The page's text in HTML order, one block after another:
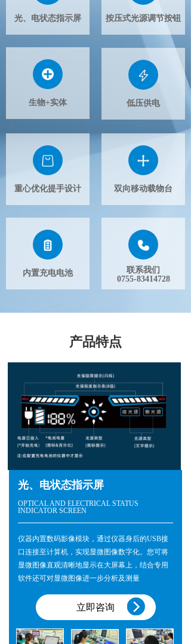
光、电状态指示屏 按压式光源调节按钮
生物+实体 低压供电
重心优化提手设计 双向移动载物台
内置充电电池
联系我们
0755-83414728
产品特点
光、电状态指示屏
OPTICAL AND ELECTRICAL STATUS
INDICATOR SCREEN
仪器内置数码影像模块，通过仪器身后的USB接
口连接至计算机，实现显微图像数字化。您可将
显微图像直观清晰地显示在大屏幕上，结合专用
软件还可对显微图像进一步分析及测量
立即咨询